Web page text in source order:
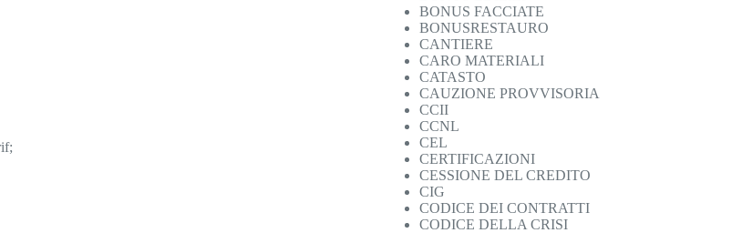
BONUS FACCIATE
BONUSRESTAURO
CANTIERE
CARO MATERIALI
CATASTO
CAUZIONE PROVVISORIA
CCII
CCNL
CEL
CERTIFICAZIONI
CESSIONE DEL CREDITO
CIG
CODICE DEI CONTRATTI
CODICE DELLA CRISI